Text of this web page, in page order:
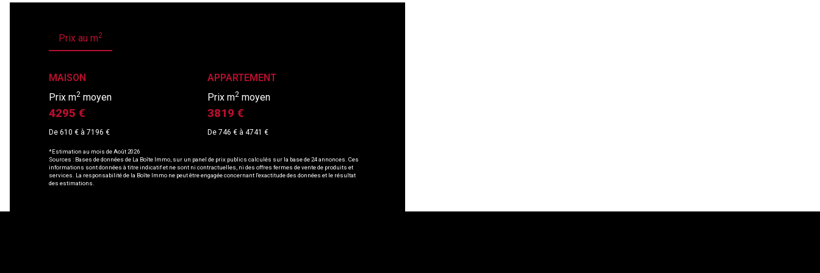
Prix au m2
MAISON
Prix m2 moyen
4295 €
De 610 € à 7196 €
APPARTEMENT
Prix m2 moyen
3819 €
De 746 € à 4741 €
*Estimation au mois de Août 2026
Sources : Bases de données de La Boîte Immo, sur un panel de prix publics calculés sur la base de 24 annonces. Ces
informations sont données à titre indicatif et ne sont ni contractuelles, ni des offres fermes de vente de produits et
services. La responsabilité de la Boîte Immo ne peut être engagée concernant l'exactitude des données et le résultat
des estimations.